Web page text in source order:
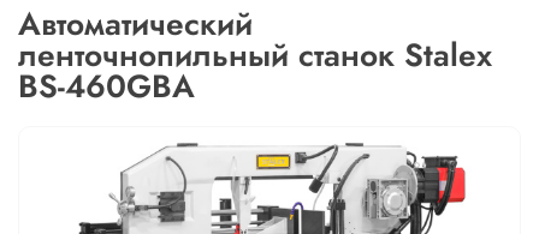
Автоматический
ленточнопильный станок Stalex
BS-460GBA